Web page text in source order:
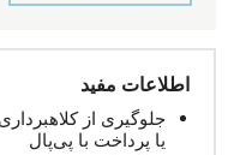
اطلاعات مفید
جلوگیری از
یا پرداخت با پی‌پال